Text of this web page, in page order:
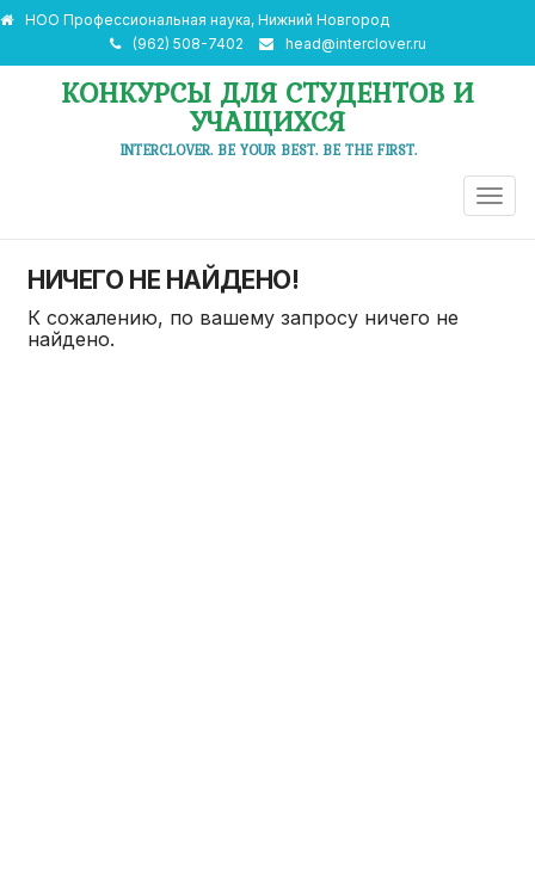
НОО Профессиональная наука, Нижний Новгород
(962) 508-7402
head@interclover.ru
КОНКУРСЫ ДЛЯ СТУДЕНТОВ И
УЧАЩИХСЯ
INTERCLOVER. BE YOUR BEST. BE THE FIRST.
НИЧЕГО НЕ НАЙДЕНО!
К сожалению, по вашему запросу ничего не
найдено.